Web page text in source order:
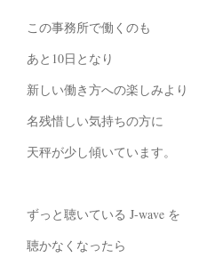
この事務所で働くのも
あと10日となり
新しい働き方への楽しみより
名残惜しい気持ちの方に
天秤が少し傾いています。
ずっと聴いている J-wave を
聴かなくなったら